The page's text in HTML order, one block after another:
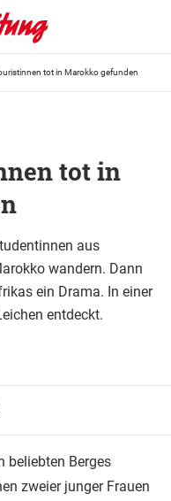
tot in Marokko gefunden
tot in
aus
wandern. Dann
ein Drama. In einer
entdeckt.
beliebten Berges
zweier junger Frauen